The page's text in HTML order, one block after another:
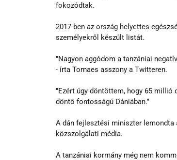
fokozódtak.
2017-ben az ország helyettes
személyekről készült listát.
"Nagyon aggódom a tanzániai
- írta Tornaes asszony a Twitteren.
"Ezért úgy döntöttem, hogy 65
döntő fontosságú Dániában."
A dán fejlesztési miniszter lemondta
közszolgálati média.
A tanzániai kormány még nem